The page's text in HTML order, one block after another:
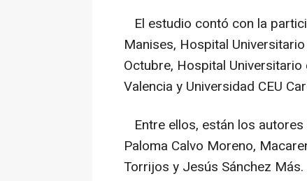
El estudio contó con la
Manises, Hospital
Octubre, Hospital
Valencia y Universidad CEU
Entre ellos, están los
Paloma Calvo Moreno,
Torrijos y Jesús Sánchez Más.